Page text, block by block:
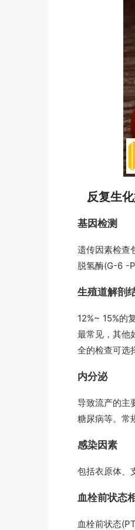
反复生
基因检测
遗传因素检查
脱氢酶(G-6 -
生殖道解剖
12%~ 15%的
最常见，其他
全的检查可选
内分泌
导致流产的主
糖尿病等。常
感染因素
包括衣原体、
血栓前状态
血栓前状态